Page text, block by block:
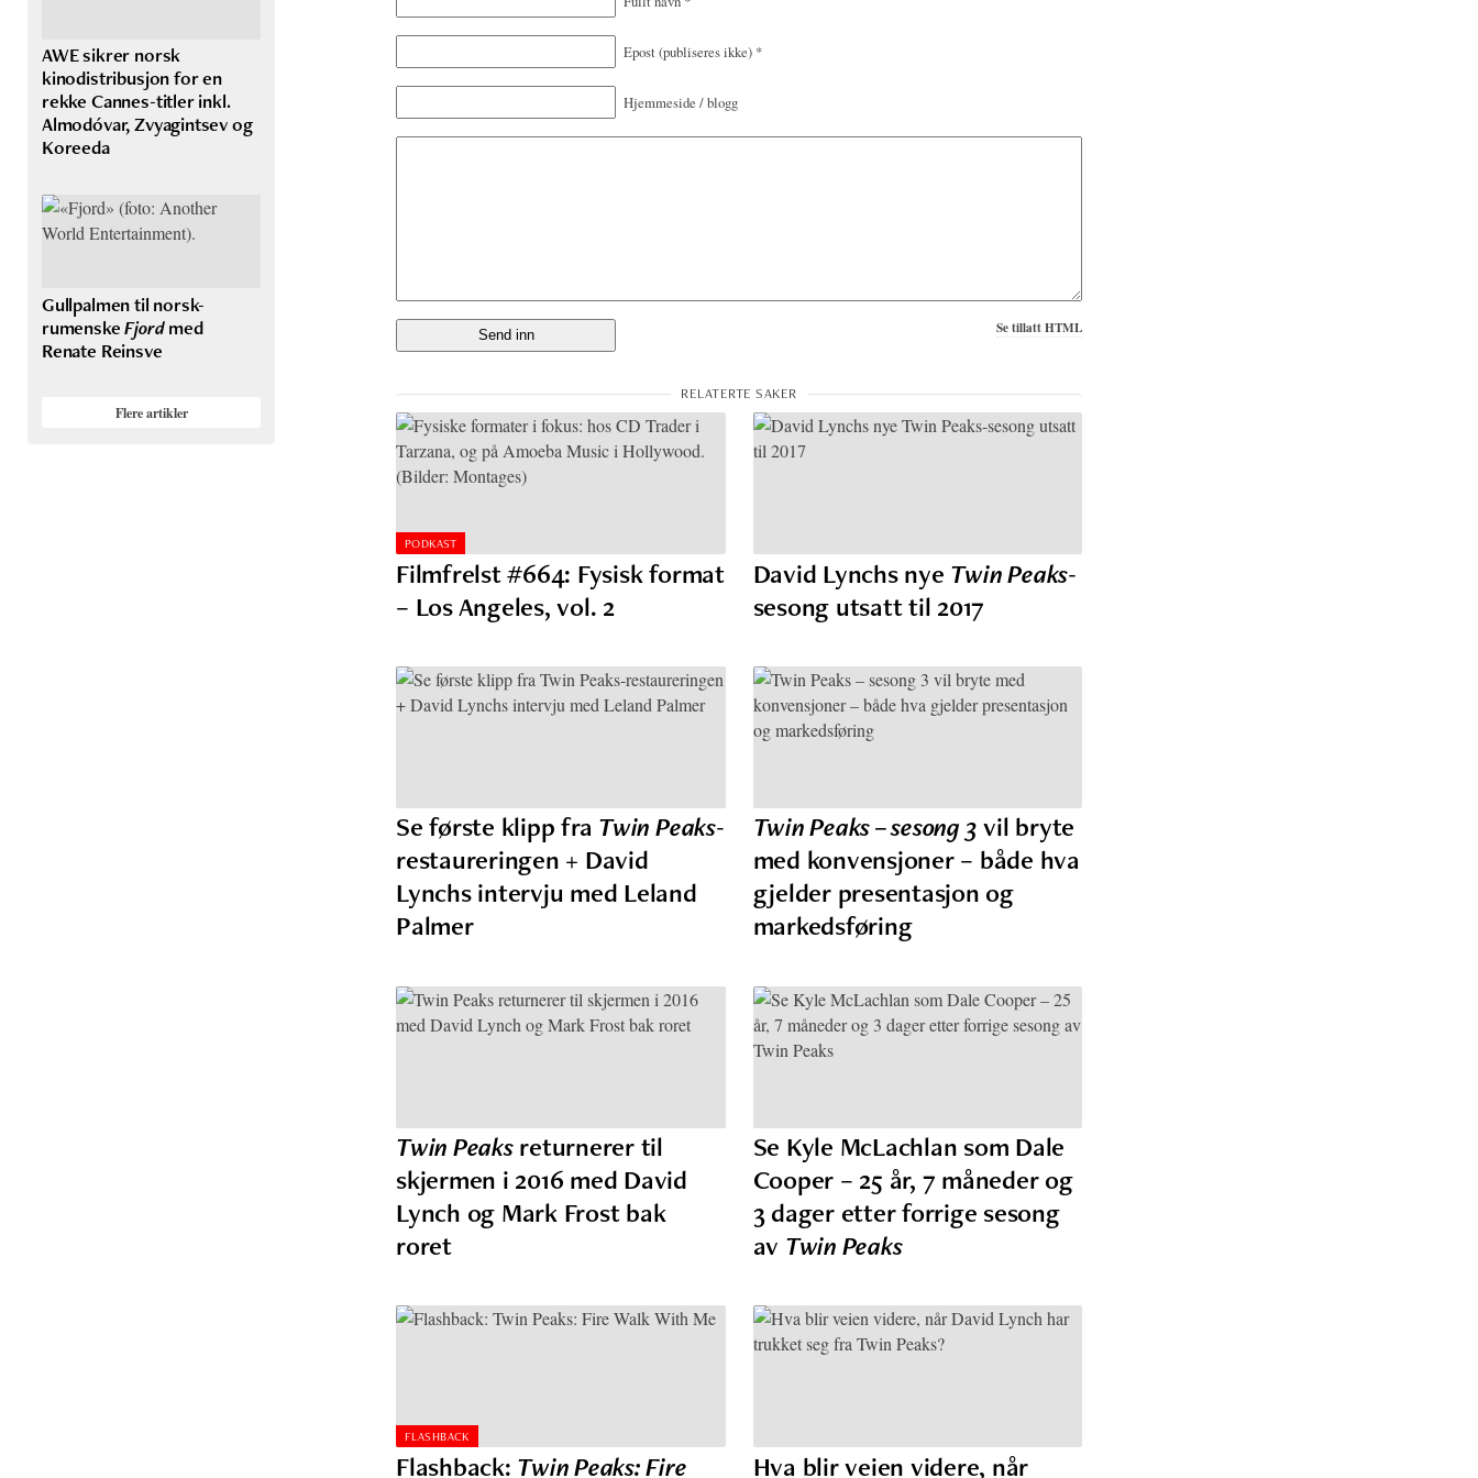
Epost(publiseres ikke) *
Hjemmeside / blogg
Se tillatt HTML
PODKAST
Filmfrelst #664: Fysisk format
– Los Angeles, vol. 2
David Lynchs nye Twin Peaks-
sesong utsatt til 2017
Se første klipp fra Twin Peaks-
restaureringen + David
Lynchs intervju med Leland
Palmer
Twin Peaks – sesong 3vil bryte
med konvensjoner – både hva
gjelder presentasjon og
markedsføring
Twin Peaksreturnerer til
skjermen i 2016 med David
Lynch og Mark Frost bak
roret
Se Kyle McLachlan som Dale
Cooper – 25 år, 7 måneder og
3 dager etter forrige sesong
av Twin Peaks
FLASHBACK
Flashback: Twin Peaks: Fire Hva blir veien videre, når
AWE sikrer norsk
kinodistribusjon for en
rekke Cannes-titler inkl.
Almodóvar, Zvyagintsev og
Koreeda
Gullpalmen til norsk-
rumenskeFjordmed
Renate Reinsve
Flere artikler